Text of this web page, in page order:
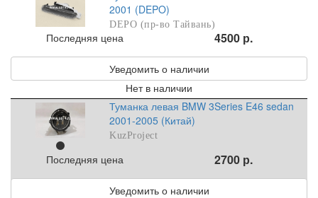
2001 (DEPO)
DEPO (пр-во Тайвань)
Последняя цена 4500 р.
Уведомить о наличии
Нет в наличии
Туманка левая BMW 3Series E46 sedan
2001-2005 (Китай)
KuzProject
Последняя цена 2700 р.
Уведомить о наличии